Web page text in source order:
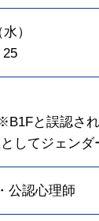
）
25
と誤認さ
してジェン
公認心理師